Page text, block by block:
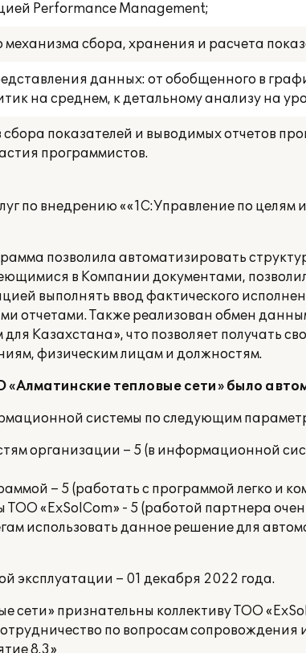
Performance Management;
механизма сбора, хранения и расчета
данных: от обобщенного в
на среднем, к детальному анализу на
показателей и выводимых отчетов
программистов.
по внедрению ««1С:Управление по целям и
позволила автоматизировать
в Компании документами,
выполнять ввод фактического
отчетами. Также реализован обмен
Казахстана», что позволяет получать
физическим лицам и должностям.
тепловые сети» было
системы по следующим
организации – 5 (в информационной
– 5 (работать с программой легко и
«ExSolCom» - 5 (работой партнера
использовать данное решение для
эксплуатации – 01 декабря 2022 года.
сети» признательны коллективу ТОО
по вопросам
8.3»